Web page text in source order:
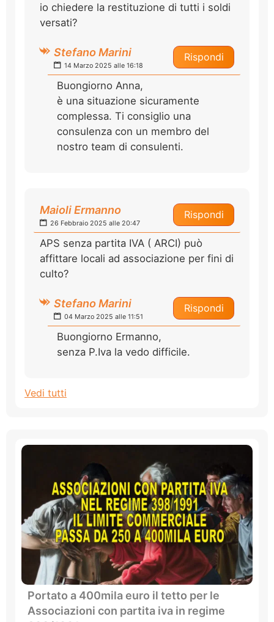
io chiedere la restituzione di tutti i soldi
versati?
Rispondi
Stefano Marini
14 Marzo 2025 alle 16:18
Buongiorno Anna,
è una situazione sicuramente
complessa. Ti consiglio una
consulenza con un membro del
nostro team di consulenti.
Rispondi
Maioli Ermanno
26 Febbraio 2025 alle 20:47
APS senza partita IVA ( ARCI) può
affittare locali ad associazione per fini di
culto?
Rispondi
Stefano Marini
04 Marzo 2025 alle 11:51
Buongiorno Ermanno,
senza P.Iva la vedo difficile.
Vedi tutti
Portato a 400mila euro il tetto per le
Associazioni con partita iva in regime